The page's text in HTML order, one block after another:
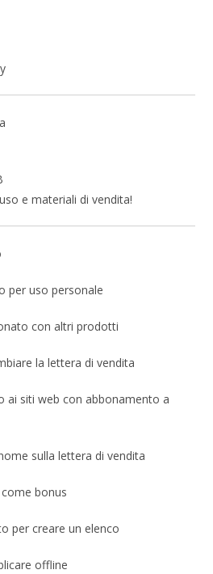
e materiali di vendita!
per uso personale
con altri prodotti
la lettera di vendita
ai siti web con abbonamento a
sulla lettera di vendita
bonus
per creare un elenco
offline